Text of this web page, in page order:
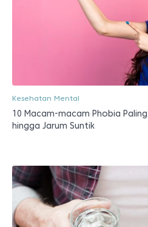
Kesehatan Mental
10 Macam-macam Phobia
hingga Jarum Suntik